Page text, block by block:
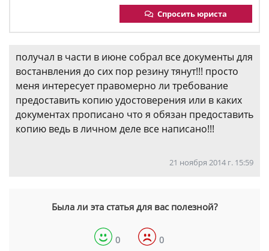
Спросить юриста
получал в части в июне собрал все документы для
востанвления до сих пор резину тянут!!! просто
меня интересует правомерно ли требование
предоставить копию удостоверения или в каких
документах прописано что я обязан предоставить
копию ведь в личном деле все написано!!!
21 ноября 2014 г. 15:59
Была ли эта статья для вас полезной?
0 0